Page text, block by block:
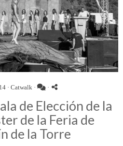
· Catwalk· ·
de Elección de la
de la Feria de
de la Torre